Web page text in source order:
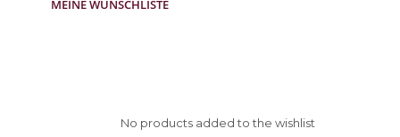
MEINE WUNSCHLISTE
No products added to the wishlist